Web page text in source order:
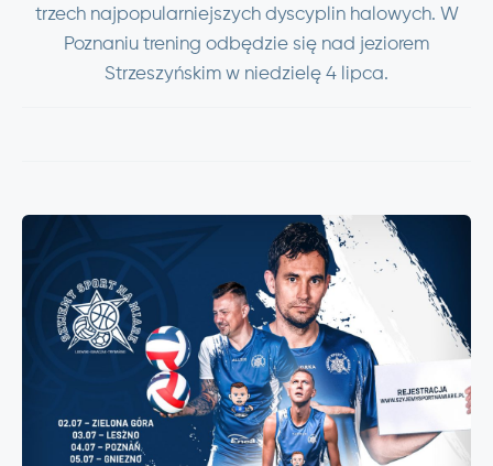
trzech najpopularniejszych dyscyplin halowych. W
Poznaniu trening odbędzie się nad jeziorem
Strzeszyńskim w niedzielę 4 lipca.